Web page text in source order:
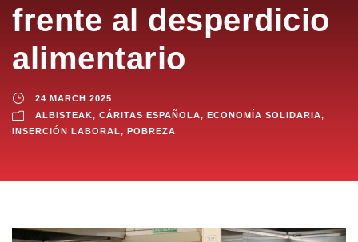
frente al desperdicio
alimentario
24 MARCH 2025
ALBISTEAK, CÁRITAS ESPAÑOLA, ECONOMÍA SOLIDARIA,
INSERCIÓN LABORAL, POBREZA